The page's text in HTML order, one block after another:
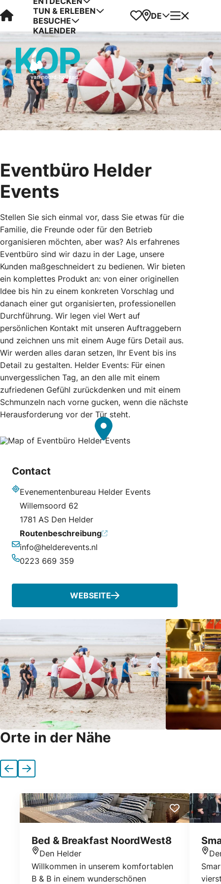
Visit Kop van Holland
TUN & ERLEBEN
BESUCHE
KALENDER
Favoriten
Karte
DE Menü
Eventbüro Helder
Events
Stellen Sie sich einmal vor, dass Sie etwas für die
Familie, die Freunde oder für den Betrieb
organisieren möchten, aber was? Als erfahrenes
Eventbüro sind wir dazu in der Lage, unsere
Kunden maßgeschneidert zu bedienen. Wir bieten
ein komplettes Produkt an: von einer originellen
Idee bis hin zu einem konkreten Vorschlag und
danach einer gut organisierten, professionellen
Durchführung. Wir legen viel Wert auf
persönlichen Kontakt mit unseren Auftraggebern
und zeichnen uns mit einem Auge fürs Detail aus.
Wir werden alles daran setzen, Ihr Event bis ins
Detail zu gestalten. Helder Events: Für einen
unvergesslichen Tag, an den alle mit einem
zufriedenen Gefühl zurückdenken und mit einem
Schmunzeln nach vorne gucken, wenn die nächste
Herausforderung vor der Tür steht.
Contact
Evenementenbureau Helder Events
Willemsoord 62
1781 AS Den Helder
Routenbeschreibung
E-Mail-Adresse
info@helderevents.nl
0223 669 359
WEBSEITE
Orte in der Nähe
VorherigeNächste
Bed & Breakfast NoordWest8
Den Helder
Willkommen in unserem komfortablen
B & B in einem wunderschönen